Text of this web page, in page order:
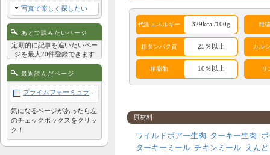
代謝エネルギー 329kcal/100g 粗
粗タンパク質 25％以上 カル
粗脂肪 10％以上 リ
鶏
サケ 酵母 肉類 卵
原材料
ワイルドボアー生肉 ターキー生肉
ターキーミール チキンミール
えん
写真で楽しく探したい
あとで読みたいページ
定期的に記事を追いたいペー
ジを最大20件登録できます
最近読んだページ
気になるページがあったら左
のチェックボックスをクリッ
ク！